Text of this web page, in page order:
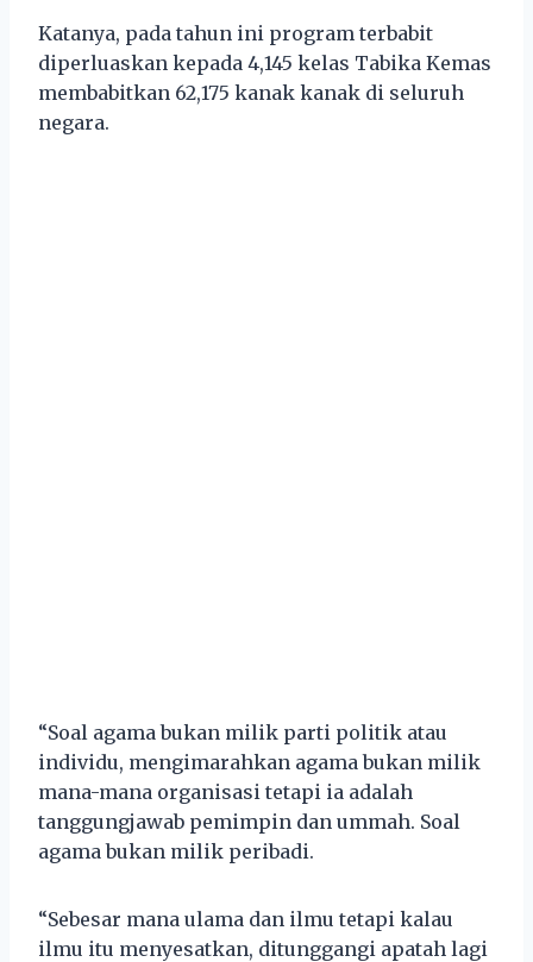
Katanya, pada tahun ini program terbabit
diperluaskan kepada 4,145 kelas Tabika Kemas
membabitkan 62,175 kanak kanak di seluruh
negara.
“Soal agama bukan milik parti politik atau
individu, mengimarahkan agama bukan milik
mana-mana organisasi tetapi ia adalah
tanggungjawab pemimpin dan ummah. Soal
agama bukan milik peribadi.
“Sebesar mana ulama dan ilmu tetapi kalau
ilmu itu menyesatkan, ditunggangi apatah lagi